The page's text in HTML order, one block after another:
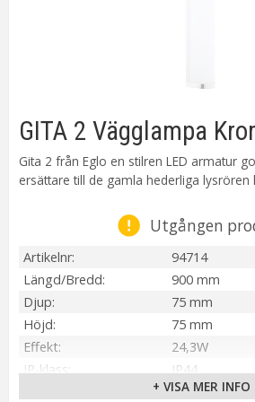
GITA 2 Vägglampa
Gita 2 från Eglo en stilren LED armatur
ersättare till de gamla hederliga lysrören
Utgången
Artikelnr
94714
Längd/Bredd
900 mm
Djup
75 mm
Höjd
75 mm
Effekt
24,3W
IP-klass
IP44
Krom
+ VISA MER INFO